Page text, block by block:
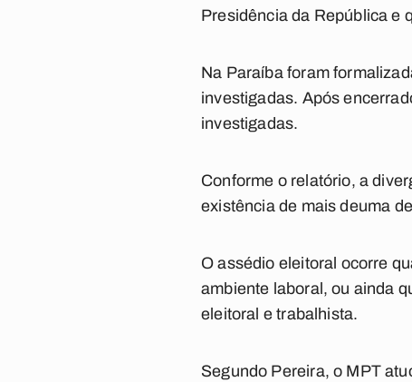
Presidência da República e
Na Paraíba foram
investigadas. Após
investigadas.
Conforme o relatório, a di
existência de mais deuma de
O assédio eleitoral ocorre
ambiente laboral, ou ainda
eleitoral e trabalhista.
Segundo Pereira, o MPT